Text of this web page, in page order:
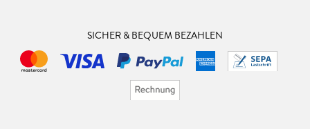
SICHER & BEQUEM BEZAHLEN